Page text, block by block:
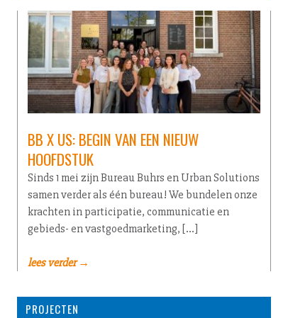
BB X US: BEGIN VAN EEN NIEUW
HOOFDSTUK
Sinds 1 mei zijn Bureau Buhrs en Urban Solutions
samen verder als één bureau! We bundelen onze
krachten in participatie, communicatie en
gebieds- en vastgoedmarketing, […]
lees verder →
PROJECTEN